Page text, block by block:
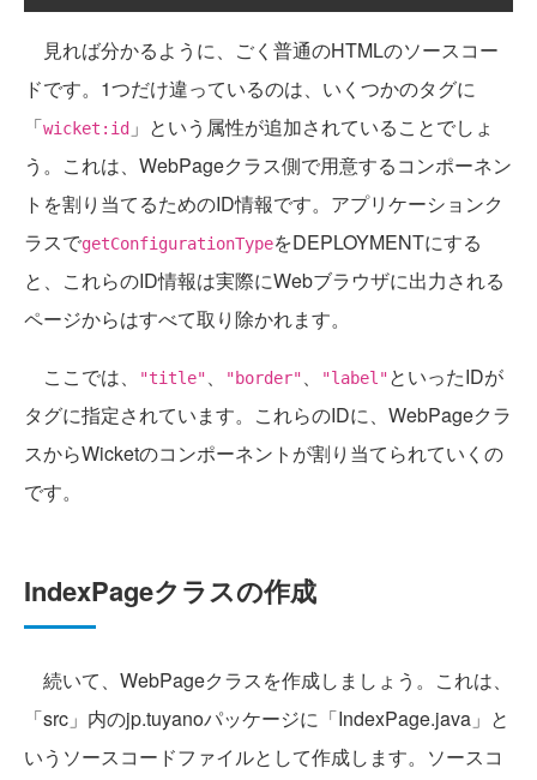
見れば分かるように、ごく普通のHTMLのソースコー
ドです。1つだけ違っているのは、いくつかのタグに
「wicket:id 」という属性が追加されていることでしょ
う。これは、WebPageクラス側で用意するコンポーネン
トを割り当てるためのID情報です。アプリケーションク
ラスでgetConfigurationTypeをDEPLOYMENTにする
と、これらのID情報は実際にWebブラウザに出力される
ページからはすべて取り除かれます。
ここでは、 "title"、 "border"、 "label"といったIDが
タグに指定されています。これらのIDに、WebPageクラ
スからWicketのコンポーネントが割り当てられていくの
です。
IndexPageクラスの作成
続いて、WebPageクラスを作成しましょう。これは、
「src」内のjp.tuyanoパッケージに「IndexPage.java」と
いうソースコードファイルとして作成します。ソースコ